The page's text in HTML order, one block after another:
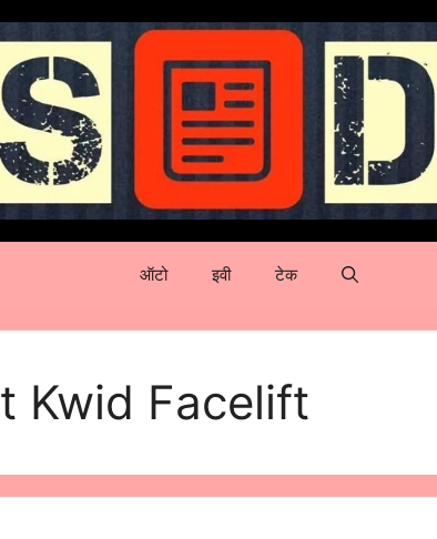
ऑटो इवी टेक
Kwid Facelift